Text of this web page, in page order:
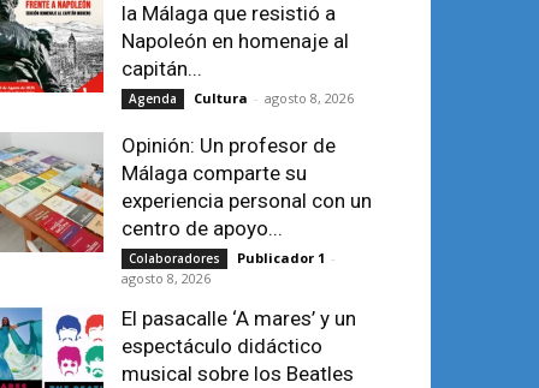
la Málaga que resistió a
Napoleón en homenaje al
capitán...
Agenda Cultura - agosto 8, 2026
Opinión: Un profesor de
Málaga comparte su
experiencia personal con un
centro de apoyo...
Colaboradores Publicador 1 -
agosto 8, 2026
El pasacalle ‘A mares’ y un
espectáculo didáctico
musical sobre los Beatles